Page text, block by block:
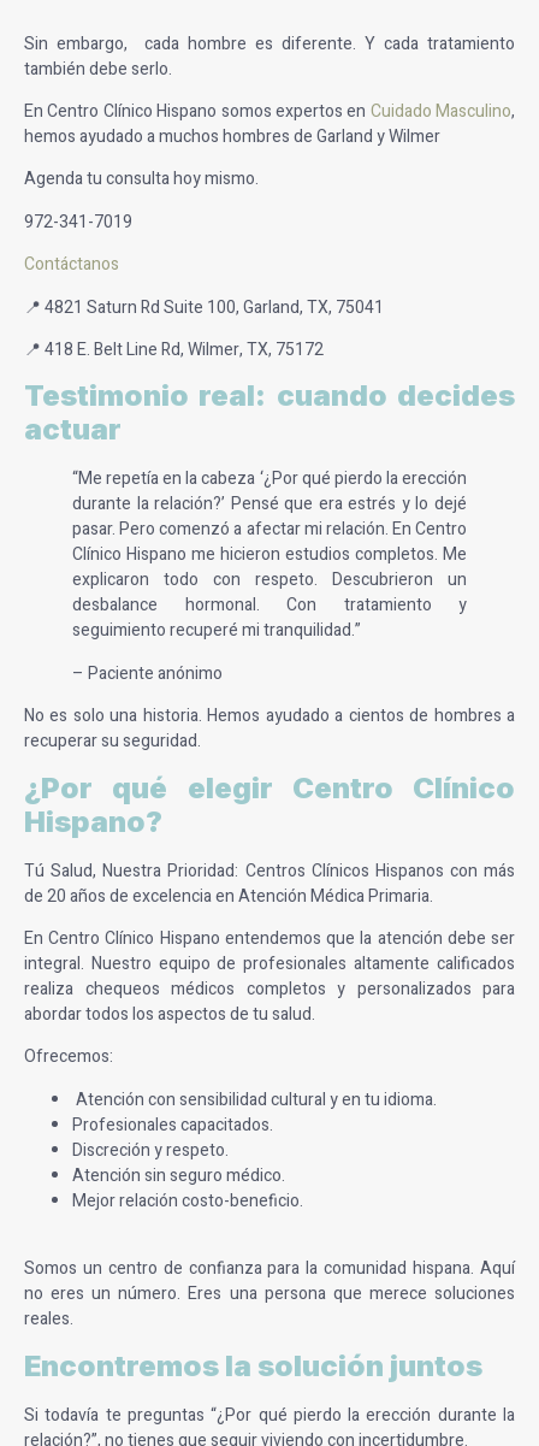
Sin embargo, cada hombre es diferente. Y cada tratamiento
también debe serlo.
En Centro Clínico Hispano somos expertos en Cuidado Masculino,
hemos ayudado a muchos hombres de Garland y Wilmer
Agenda tu consulta hoy mismo.
972-341-7019
Contáctanos
📍 4821 Saturn Rd Suite 100, Garland, TX, 75041
📍 418 E. Belt Line Rd, Wilmer, TX, 75172
Testimonio real: cuando decides
actuar
“Me repetía en la cabeza ‘¿Por qué pierdo la erección
durante la relación?’ Pensé que era estrés y lo dejé
pasar. Pero comenzó a afectar mi relación. En Centro
Clínico Hispano me hicieron estudios completos. Me
explicaron todo con respeto. Descubrieron un
desbalance hormonal. Con tratamiento y
seguimiento recuperé mi tranquilidad.”
– Paciente anónimo
No es solo una historia. Hemos ayudado a cientos de hombres a
recuperar su seguridad.
¿Por qué elegir Centro Clínico
Hispano?
Tú Salud, Nuestra Prioridad: Centros Clínicos Hispanos con más
de 20 años de excelencia en Atención Médica Primaria.
En Centro Clínico Hispano entendemos que la atención debe ser
integral. Nuestro equipo de profesionales altamente calificados
realiza chequeos médicos completos y personalizados para
abordar todos los aspectos de tu salud.
Ofrecemos:
Atención con sensibilidad cultural y en tu idioma.
Profesionales capacitados.
Discreción y respeto.
Atención sin seguro médico.
Mejor relación costo-beneficio.
Somos un centro de confianza para la comunidad hispana. Aquí
no eres un número. Eres una persona que merece soluciones
reales.
Encontremos la solución juntos
Si todavía te preguntas “¿Por qué pierdo la erección durante la
relación?”, no tienes que seguir viviendo con incertidumbre.